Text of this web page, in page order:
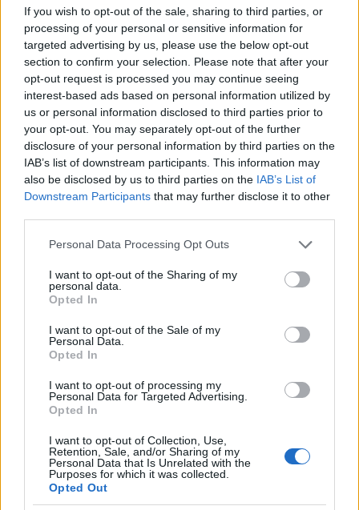
If you wish to opt-out of the sale, sharing to third parties, or
processing of your personal or sensitive information for
targeted advertising by us, please use the below opt-out
section to confirm your selection. Please note that after your
opt-out request is processed you may continue seeing
interest-based ads based on personal information utilized by
us or personal information disclosed to third parties prior to
your opt-out. You may separately opt-out of the further
disclosure of your personal information by third parties on the
IAB’s list of downstream participants. This information may
also be disclosed by us to third parties on the IAB’s List of
Downstream Participants that may further disclose it to other
Please note that this website/app uses one or more Google
not limited to your visit or usage behaviour. You may click to
grant or deny consent to Google and its third-party tags to
use your data for below specified purposes in below Google
consent section.
Personal Data Processing Opt Outs
I want to opt-out of the Sharing of my
personal data.
Opted In
I want to opt-out of the Sale of my
Personal Data.
Opted In
I want to opt-out of processing my
Personal Data for Targeted Advertising.
Opted In
I want to opt-out of Collection, Use,
Retention, Sale, and/or Sharing of my
Personal Data that Is Unrelated with the
Purposes for which it was collected.
Opted Out
Ja hogy erről nem szól a fáma...na itt lett gyanús
nekem hogy meg se nézted a filmet csak átirtad a
máshol olvasott hasonló xar kritikákat.
AldoWinnfield
9 éve
@Kicknick: A film végén kiderül. De ezt a srác nem
tudta, csak később jutott a tudomásáar. Azzal, hogy
felkeltette a csajt minimum megfosztotta a teljes
élettől: az pedig már megint más kérdés, hogy
később a csaj inkább azt választotta, hogy a hajón
éli le az életét. Ettől még joga nem volt joga a
kvázi gyilkossággal érne fel, tehát félig-meddig,
többé-kevésbé, majdhogynem, szinte,
megközelítőleg stb. Tehát a srác lépése minimum
megkérdőjelezhető (még ha az ő szempontjából
érthető is), más kérdés, hogy végül boldogan élnek,
míg meg nem halnak.
Egyébként meg az, hogy találsz közös pontokat a
kritikákban, az azért van, mert hasonlóan
értelmezték a filmet ezek az emberek. Nem azért,
mert nem is látták azt. De legközelebb majd
videózóm magam a film közben, és linkelem az írás
mellé. :)